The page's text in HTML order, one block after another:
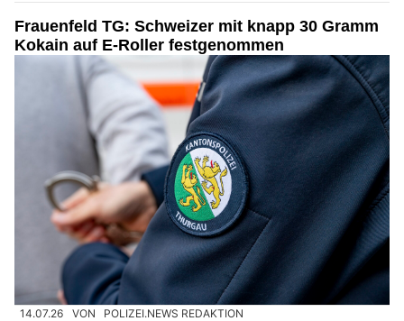
Frauenfeld TG: Schweizer mit knapp 30 Gramm
Kokain auf E-Roller festgenommen
14.07.26 VON POLIZEI.NEWS REDAKTION